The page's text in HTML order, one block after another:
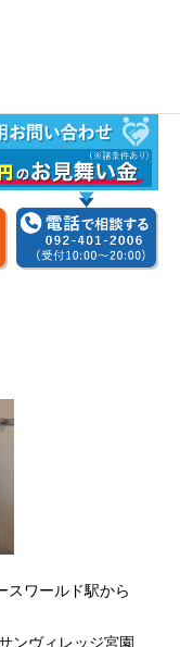
スワールド駅から
ンヴィレッジ宮園